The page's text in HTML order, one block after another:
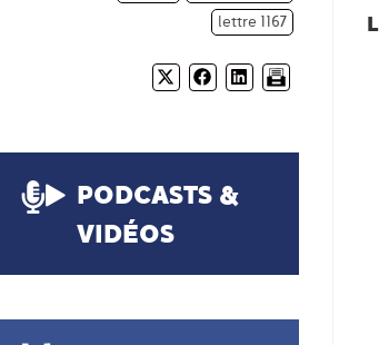
lettre 1167
PODCASTS &
VIDÉOS